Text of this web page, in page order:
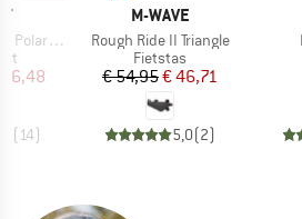
Jacket
prijs
(14)
MERK
M-WAVE
Artikel
Rough Ride II Triangle
Productgroep
Fietstas
Prijs
€ 54,95Verlaagde prijs
€ 46,71
5,0(2)